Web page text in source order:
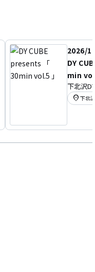
2026/
DY
min
下北沢DY
location_on 下北沢